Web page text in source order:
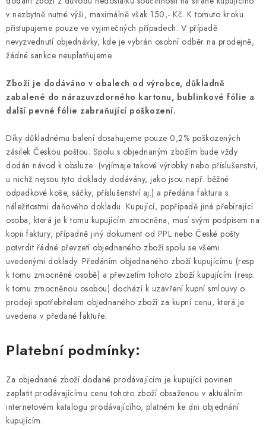
v nezbytně nutné výši, maximálně však 150,- Kč. K tomuto kroku
přistupujeme pouze ve vyjimečných případech. V případě
nevyzvednutí objednávky, kde je vybrán osobní odběr na prodejně,
žádné sankce neuplatňujeme.
Zboží je dodáváno v obalech od výrobce, důkladně
zabalené do nárazuvzdorného kartonu, bublinkové fólie a
další pevné fólie zabraňující poškození.
Díky důkladnému balení dosahujeme pouze 0,2% poškozených
zásilek Českou poštou. Spolu s objednaným zbožím bude vždy
dodán návod k obsluze (vyjímaje takové výrobky nebo příslušenství,
u nichž nejsou tyto doklady dodávány, jako jsou např. běžné
odpadkové koše, sáčky, příslušenství aj.) a předána faktura s
náležitostmi daňového dokladu. Kupující, popřípadě jiná přebírající
osoba, která je k tomu kupujícím zmocněna, musí svým podpisem na
kopii faktury, případně jiný dokument od PPL nebo České pošty
potvrdit řádné převzetí objednaného zboží spolu se všemi
uvedenými doklady. Předáním objednaného zboží kupujícímu (resp.
k tomu zmocněné osobě) a převzetím tohoto zboží kupujícím (resp.
k tomu zmocněnou osobou) dochází k uzavření kupní smlouvy o
prodeji spotřebitelem objednaného zboží za kupní cenu, která je
uvedena v předané faktuře.
Platební podmínky:
Za objednané zboží dodané prodávajícím je kupující povinen
zaplatit prodávajícímu cenu tohoto zboží obsaženou v aktuálním
internetovém katalogu prodávajícího, platném ke dni objednání
kupujícím.